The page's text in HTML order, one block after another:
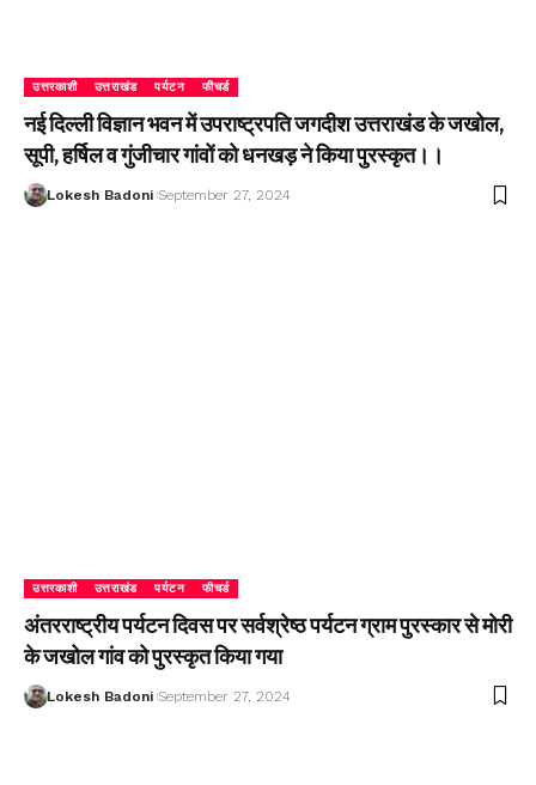
उत्तरकाशी उत्तराखंड पर्यटन फीचर्ड
नई दिल्ली विज्ञान भवन में उपराष्ट्रपति जगदीश उत्तराखंड के जखोल,
सूपी, हर्षिल व गुंजीचार गांवों को धनखड़ ने किया पुरस्कृत।।
Lokesh Badoni September 27, 2024
उत्तरकाशी उत्तराखंड पर्यटन फीचर्ड
अंतरराष्ट्रीय पर्यटन दिवस पर सर्वश्रेष्ठ पर्यटन ग्राम पुरस्कार से मोरी
के जखोल गांव को पुरस्कृत किया गया
Lokesh Badoni September 27, 2024